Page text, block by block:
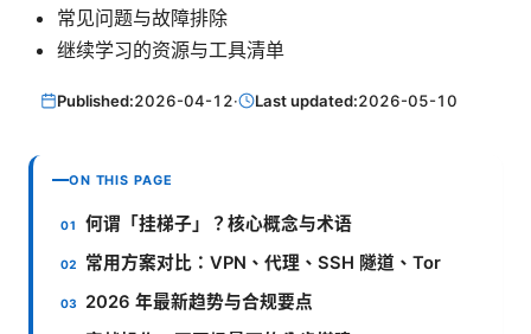
常见问题与故障排除
继续学习的资源与工具清单
Published:2026-04-12· Last updated:2026-05-10
ON THIS PAGE
何谓「挂梯子」？核心概念与术语
常用方案对比：VPN、代理、SSH 隧道、Tor
2026 年最新趋势与合规要点